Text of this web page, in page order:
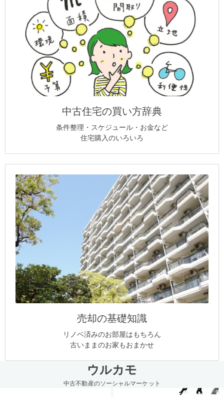
中古住宅の買い方辞典
条件整理・スケジュール・お金など
住宅購入のいろいろ
売却の基礎知識
リノベ済みのお部屋はもちろん
古いままのお家もおまかせ
ウルカモ
中古不動産のソーシャルマーケット